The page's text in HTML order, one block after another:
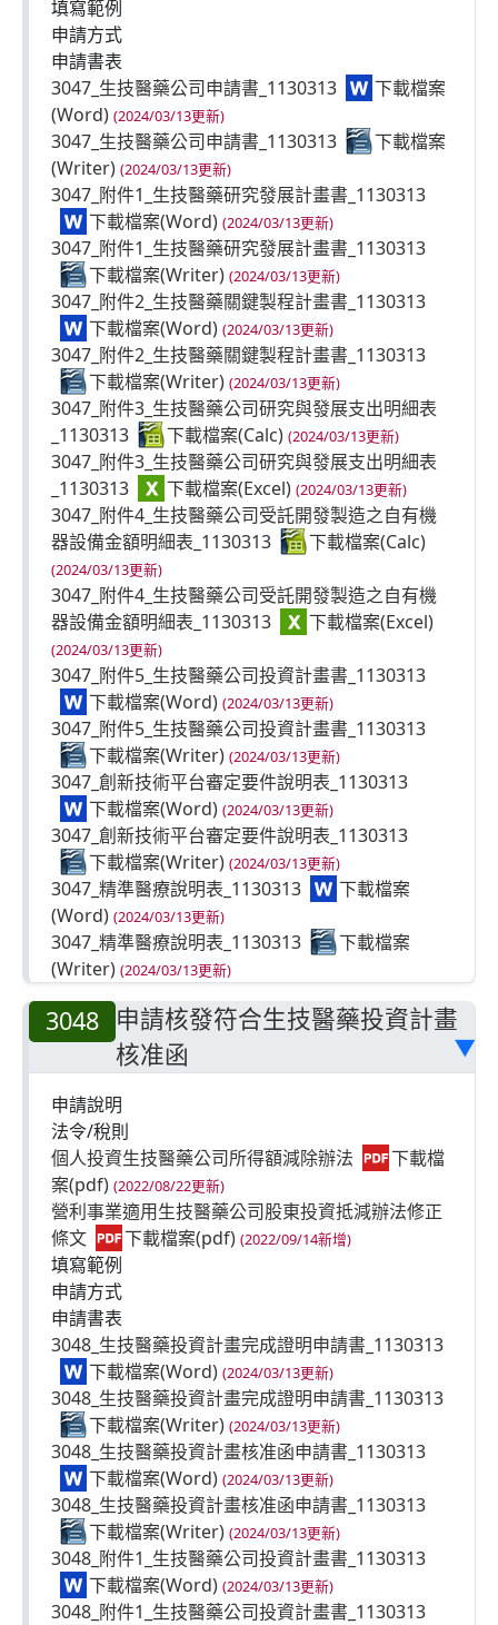
填寫範例
申請方式
申請書表
3047_生技醫藥公司申請書_1130313
(2024/03/13更新)
3047_生技醫藥公司申請書_1130313
(2024/03/13更新)
3047_附件1_生技醫藥研究發展計畫書_1130313
(2024/03/13更新)
3047_附件1_生技醫藥研究發展計畫書_1130313
(2024/03/13更新)
3047_附件2_生技醫藥關鍵製程計畫書_1130313
(2024/03/13更新)
3047_附件2_生技醫藥關鍵製程計畫書_1130313
(2024/03/13更新)
3047_附件3_生技醫藥公司研究與發展支出明細表
_1130313
(2024/03/13更新)
3047_附件3_生技醫藥公司研究與發展支出明細表
_1130313
(2024/03/13更新)
3047_附件4_生技醫藥公司受託開發製造之自有機
器設備金額明細表_1130313
(2024/03/13更新)
3047_附件4_生技醫藥公司受託開發製造之自有機
器設備金額明細表_1130313
(2024/03/13更新)
3047_附件5_生技醫藥公司投資計畫書_1130313
(2024/03/13更新)
3047_附件5_生技醫藥公司投資計畫書_1130313
(2024/03/13更新)
3047_創新技術平台審定要件說明表_1130313
(2024/03/13更新)
3047_創新技術平台審定要件說明表_1130313
(2024/03/13更新)
3047_精準醫療說明表_1130313
(2024/03/13更新)
3047_精準醫療說明表_1130313
(2024/03/13更新)
3048 申請核發符合生技醫藥投資計畫
核准函
▶
申請說明
法令/稅則
個人投資生技醫藥公司所得額減除辦法
(2022/08/22更新)
營利事業適用生技醫藥公司股東投資抵減辦法修正
條文
(2022/09/14新增)
填寫範例
申請方式
申請書表
3048_生技醫藥投資計畫完成證明申請書_1130313
(2024/03/13更新)
3048_生技醫藥投資計畫完成證明申請書_1130313
(2024/03/13更新)
3048_生技醫藥投資計畫核准函申請書_1130313
(2024/03/13更新)
3048_生技醫藥投資計畫核准函申請書_1130313
(2024/03/13更新)
3048_附件1_生技醫藥公司投資計畫書_1130313
(2024/03/13更新)
3048_附件1_生技醫藥公司投資計畫書_1130313